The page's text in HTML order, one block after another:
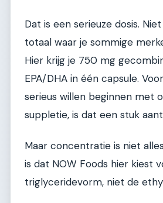
Dat is een serieuze dosis.
totaal waar je sommige
Hier krijg je 750 mg
EPA/DHA in één capsule.
serieus willen beginnen met
suppletie, is dat een stuk
Maar concentratie is niet
is dat NOW Foods hier kiest
triglyceridevorm, niet de